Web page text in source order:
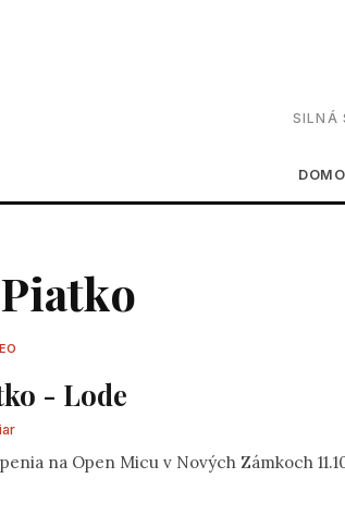
SILNÁ
- Lode
na Open Micu v Nových Zámkoch